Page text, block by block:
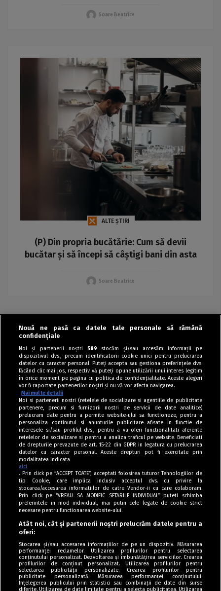
Soare Beatrice
ALTE ȘTIRI
(P) Din propria bucătărie: Cum să devii
bucătar și să începi să câștigi bani din asta
Soare Beatrice
›
Tag index
Program Antena 1
Politica de cookies
Politica de confidențialitate
Nouă ne pasă ca datele tale personale să rămână
confidențiale
Noi și partenerii noștri 589 stocăm și/sau accesăm informații pe
dispozitivul dvs., precum identificatorii cookie unici pentru prelucrarea
datelor cu caracter personal. Puteți accepta sau gestiona preferințele dvs.
făcând clic mai jos, respectiv vă puteți opune utilizării unui interes legitim
în orice moment pe pagina cu politica de confidențialitate. Aceste alegeri
vor fi raportate partenerilor noștri și nu vă vor afecta navigarea.
Mai multe detalii
Noi si partenerii nostri (retelele de socializare si agentiile de publicitate
partenere, precum si furnizorii nostri de servicii de date analitice)
prelucram date pentru a permite website-ului sa functioneze, pentru a
personaliza continutul si anunturile publicitare afisate in functie de
interesele si/sau profilul dvs., pentru a va oferi functionalitati aferente
retelelor de socializare si pentru a analiza traficul pe website. Beneficiati
de drepturile prevazute de art. 15-22 din GDPR in legatura cu prelucrarea
datelor cu caracter personal. Aceste drepturi pot fi exercitate prin
modalitatea indicata
aici
. Prin click pe “ACCEPT TOATE”, acceptati folosirea tuturor Tehnologiilor de
tip Cookie, care implica inclusiv acceptul dvs. cu privire la
stocarea/accesarea informatiilor de catre Vendor-ii cu care colaboram.
Prin click pe “VREAU SA MODIFIC SETARILE INDIVIDUAL” puteti schimba
preferintele in mod individual, mai putin cele legate de cookie strict
necesare pentru functionarea website-ului.
Atât noi, cât și partenerii noștri prelucrăm datele pentru a
oferi:
Stocarea și/sau accesarea informațiilor de pe un dispozitiv. Măsurarea
performanței reclamelor. Utilizarea profilurilor pentru selectarea
conținutului personalizat. Dezvoltarea și îmbunătățirea serviciilor. Crearea
profilurilor de conținut personalizat. Utilizarea profilurilor pentru
selectarea publicității personalizate. Crearea profilurilor pentru
publicitate personalizată. Măsurarea performanței conținutului.
Înțelegerea publicului prin statistici sau combinații de date din surse
diferite. Utilizarea de date limitate pentru a selecta publicitatea. Utilizarea